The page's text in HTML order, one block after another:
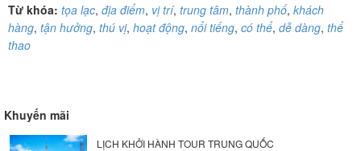
Từ khóa: tọa lạc, địa điểm, vị trí, trung tâm, thành phố, khách
hàng, tận hưởng, thú vị, hoạt động, nổi tiếng, có thể, dễ dàng, thể
thao
Khuyến mãi
LỊCH KHỞI HÀNH TOUR TRUNG QUỐC